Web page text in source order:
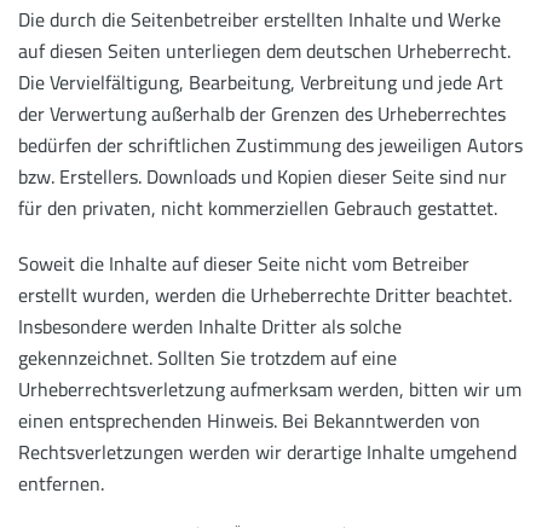
Die durch die Seitenbetreiber erstellten Inhalte und Werke
auf diesen Seiten unterliegen dem deutschen Urheberrecht.
Die Vervielfältigung, Bearbeitung, Verbreitung und jede Art
der Verwertung außerhalb der Grenzen des Urheberrechtes
bedürfen der schriftlichen Zustimmung des jeweiligen Autors
bzw. Erstellers. Downloads und Kopien dieser Seite sind nur
für den privaten, nicht kommerziellen Gebrauch gestattet.
Soweit die Inhalte auf dieser Seite nicht vom Betreiber
erstellt wurden, werden die Urheberrechte Dritter beachtet.
Insbesondere werden Inhalte Dritter als solche
gekennzeichnet. Sollten Sie trotzdem auf eine
Urheberrechtsverletzung aufmerksam werden, bitten wir um
einen entsprechenden Hinweis. Bei Bekanntwerden von
Rechtsverletzungen werden wir derartige Inhalte umgehend
entfernen.